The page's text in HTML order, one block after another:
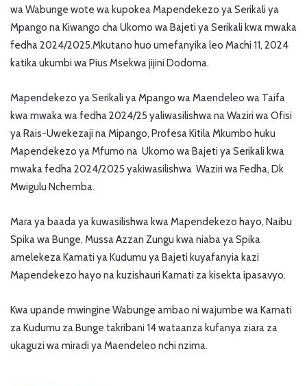
wa Wabunge wote wa kupokea Mapendekezo ya Serikali ya
Mpango na Kiwango cha Ukomo wa Bajeti ya Serikali kwa mwaka
fedha 2024/2025.Mkutano huo umefanyika leo Machi 11, 2024
katika ukumbi wa Pius Msekwa jijini Dodoma.
Mapendekezo ya Serikali ya Mpango wa Maendeleo wa Taifa
kwa mwaka wa fedha 2024/25 yaliwasilishwa na Waziri wa Ofisi
ya Rais-Uwekezaji na Mipango, Profesa Kitila Mkumbo huku
Mapendekezo ya Mfumo na Ukomo wa Bajeti ya Serikali kwa
mwaka fedha 2024/2025 yakiwasilishwa Waziri wa Fedha, Dk
Mwigulu Nchemba.
Mara ya baada ya kuwasilishwa kwa Mapendekezo hayo, Naibu
Spika wa Bunge, Mussa Azzan Zungu kwa niaba ya Spika
amelekeza Kamati ya Kudumu ya Bajeti kuyafanyia kazi
Mapendekezo hayo na kuzishauri Kamati za kisekta ipasavyo.
Kwa upande mwingine Wabunge ambao ni wajumbe wa Kamati
za Kudumu za Bunge takribani 14 wataanza kufanya ziara za
ukaguzi wa miradi ya Maendeleo nchi nzima.